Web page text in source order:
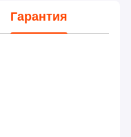
Гарантия